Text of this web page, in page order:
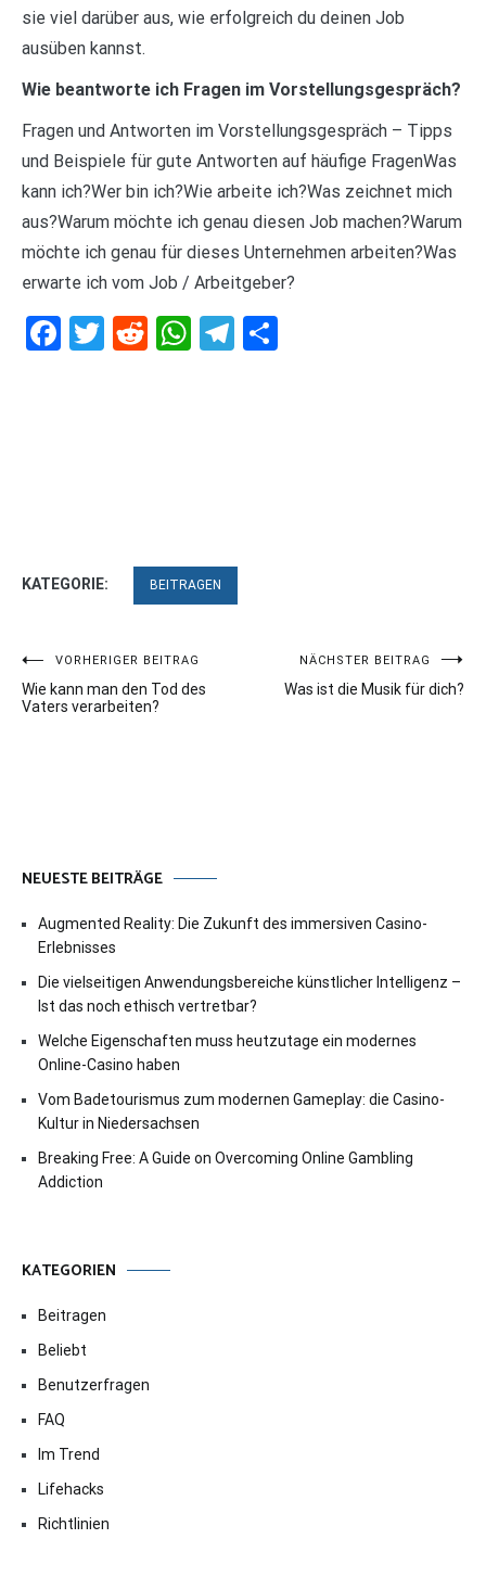
sie viel darüber aus, wie erfolgreich du deinen Job
ausüben kannst.
Wie beantworte ich Fragen im Vorstellungsgespräch?
Fragen und Antworten im Vorstellungsgespräch – Tipps
und Beispiele für gute Antworten auf häufige FragenWas
kann ich?Wer bin ich?Wie arbeite ich?Was zeichnet mich
aus?Warum möchte ich genau diesen Job machen?Warum
möchte ich genau für dieses Unternehmen arbeiten?Was
erwarte ich vom Job / Arbeitgeber?
Facebook
Twitter
RedditWhatsApp
Telegram
KATEGORIE: BEITRAGEN
Beitragsnavigation
VORHERIGER BEITRAG
Wie kann man den Tod des
Vaters verarbeiten?
NÄCHSTER BEITRAG
Was ist die Musik für dich?
NEUESTE BEITRÄGE
Augmented Reality: Die Zukunft des immersiven Casino-
Erlebnisses
Die vielseitigen Anwendungsbereiche künstlicher Intelligenz –
Ist das noch ethisch vertretbar?
Welche Eigenschaften muss heutzutage ein modernes
Online-Casino haben
Vom Badetourismus zum modernen Gameplay: die Casino-
Kultur in Niedersachsen
Breaking Free: A Guide on Overcoming Online Gambling
Addiction
KATEGORIEN
Beitragen
Beliebt
Benutzerfragen
FAQ
Im Trend
Lifehacks
Richtlinien